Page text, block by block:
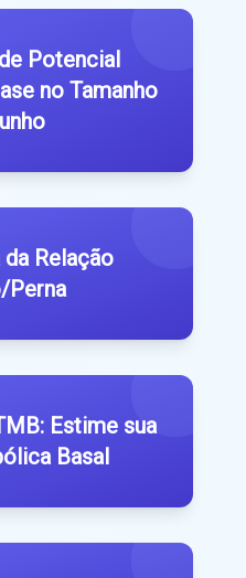
Potencial
no Tamanho
Relação
Perna
Estime sua
Basal